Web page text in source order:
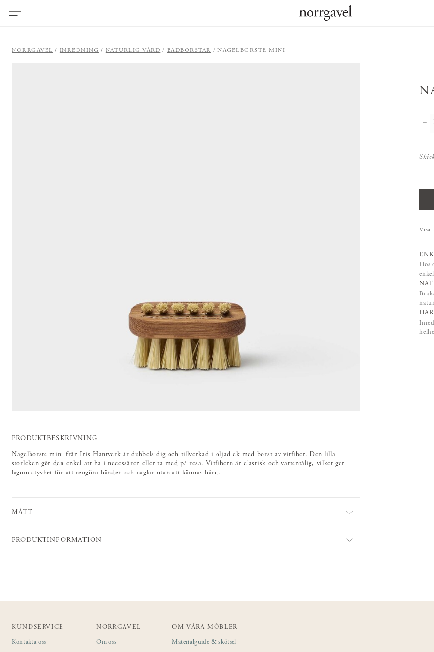
NORRGAVEL INREDNING NATURLIG VÅRD BADBORSTAR NAGELBORSTE MINI
Visa
Hos
PRODUKTBESKRIVNING
Nagelborste mini från Iris Hantverk är dubbelsidig och tillverkad i oljad ek med borst av vitfiber. Den lilla
storleken gör den enkel att ha i necessären eller ta med på resa. Vitfibern är elastisk och vattentålig, vilket ger
lagom styvhet för att rengöra händer och naglar utan att kännas hård.
MÅTT
PRODUKTINFORMATION
KUNDSERVICE
Kontakta oss
NORRGAVEL
Om oss
OM VÅRA MÖBLER
Materialguide & skötsel